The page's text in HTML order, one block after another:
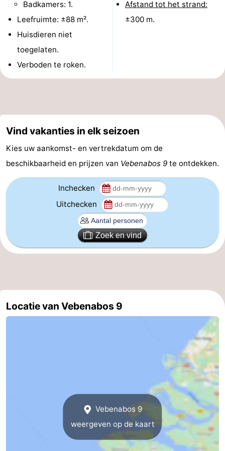
Nieuws
Medische
adressen
Regio
Duiveland
-
Renesse
-
Brouwershaven
Natuur
-
Haamstede
Natuur
Kop
Walcheren
-
Badkamers: 1.
Leefruimte: ±88 m².
Huisdieren niet
toegelaten.
Verboden te roken.
Afstand tot het strand:
±300 m.
Vind vakanties in elk seizoen
Kies uw aankomst- en vertrekdatum om de
beschikbaarheid en prijzen van Vebenabos 9 te ontdekken.
Inchecken
Uitchecken
Zoek en vind
Locatie van Vebenabos 9
Vebenabos 9
weergeven op de kaart